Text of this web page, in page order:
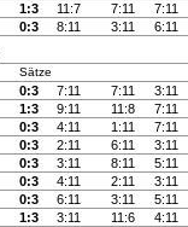
1:3 11:7 7:11
7:11
0:3 8:11 3:11
6:11
Sätze
0:3 7:11 7:11
3:11
1:3 9:11 11:8
7:11
0:3 4:11 1:11
7:11
0:3 2:11 6:11
3:11
0:3 3:11 8:11
5:11
0:3 4:11 2:11
3:11
0:3 6:11 3:11
5:11
1:3 3:11 11:6
4:11